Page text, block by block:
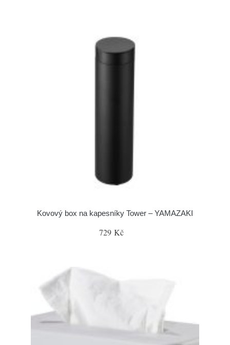
Kovový box na kapesníky Tower – YAMAZAKI
729 Kč